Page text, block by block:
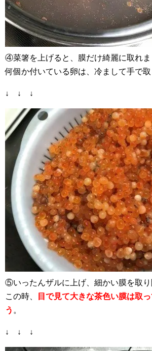
④菜箸を上げると、膜だけ綺麗に取れま
何個か付いている卵は、冷まして手で取
↓ ↓ ↓
⑤いったんザルに上げ、細かい膜を取り
この時、
目で見て大きな茶色い膜は取
う 。
↓ ↓ ↓